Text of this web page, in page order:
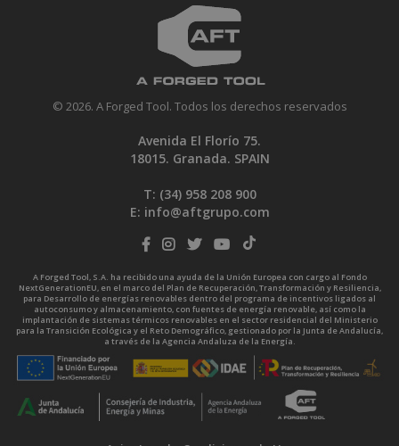
© 2026. A Forged Tool. Todos los derechos reservados
Avenida El Florío 75.
18015. Granada. SPAIN
T: (34) 958 208 900
E: info@aftgrupo.com
A Forged Tool, S.A. ha recibido una ayuda de la Unión Europea con cargo al Fondo
NextGenerationEU, en el marco del Plan de Recuperación, Transformación y Resiliencia,
para Desarrollo de energías renovables dentro del programa de incentivos ligados al
autoconsumo y almacenamiento, con fuentes de energía renovable, así como la
implantación de sistemas térmicos renovables en el sector residencial del Ministerio
para la Transición Ecológica y el Reto Demográfico, gestionado por la Junta de Andalucía,
a través de la Agencia Andaluza de la Energía.